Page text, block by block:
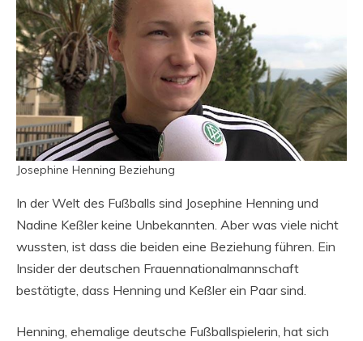
Josephine Henning Beziehung
In der Welt des Fußballs sind Josephine Henning und
Nadine Keßler keine Unbekannten. Aber was viele nicht
wussten, ist dass die beiden eine Beziehung führen. Ein
Insider der deutschen Frauennationalmannschaft
bestätigte, dass Henning und Keßler ein Paar sind.
Henning, ehemalige deutsche Fußballspielerin, hat sich